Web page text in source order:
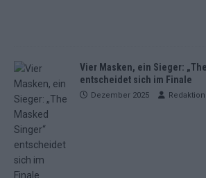
Vier Masken, ein Sieger:
entscheidet sich im Finale
Dezember 2025